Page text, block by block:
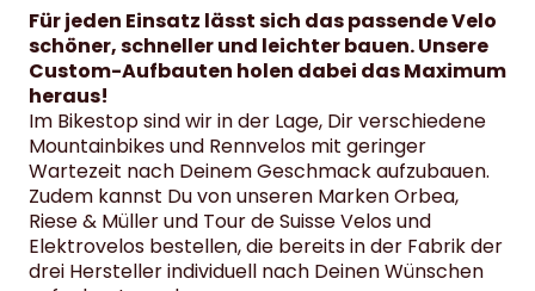
Für jeden Einsatz lässt sich das passende Velo
schöner, schneller und leichter bauen. Unsere
Custom-Aufbauten holen dabei das Maximum
heraus!
Im Bikestop sind wir in der Lage, Dir verschiedene
Mountainbikes und Rennvelos mit geringer
Wartezeit nach Deinem Geschmack aufzubauen.
Zudem kannst Du von unseren MarkenOrbea,
Riese & Müllerund Tour de SuisseVelos und
Elektrovelos bestellen, die bereits in der Fabrik der
drei Hersteller individuell nach Deinen Wünschen